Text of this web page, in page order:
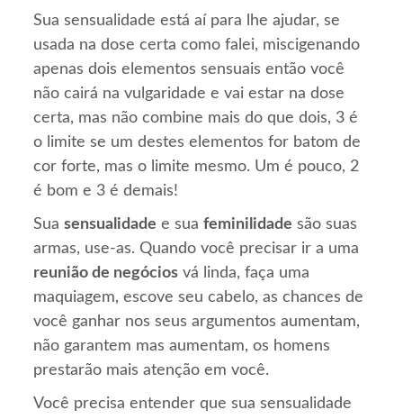
Sua sensualidade está aí para lhe ajudar, se
usada na dose certa como falei, miscigenando
apenas dois elementos sensuais então você
não cairá na vulgaridade e vai estar na dose
certa, mas não combine mais do que dois, 3 é
o limite se um destes elementos for batom de
cor forte, mas o limite mesmo. Um é pouco, 2
é bom e 3 é demais!
Suasensualidade e suafeminilidade são suas
armas, use-as. Quando você precisar ir a uma
reunião de negócios vá linda, faça uma
maquiagem, escove seu cabelo, as chances de
você ganhar nos seus argumentos aumentam,
não garantem mas aumentam, os homens
prestarão mais atenção em você.
Você precisa entender que sua sensualidade